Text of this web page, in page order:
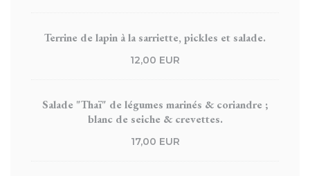
Terrine de lapin à la sarriette, pickles et salade.
12,00 EUR
Salade "Thaï" de légumes marinés & coriandre ;
blanc de seiche & crevettes.
17,00 EUR